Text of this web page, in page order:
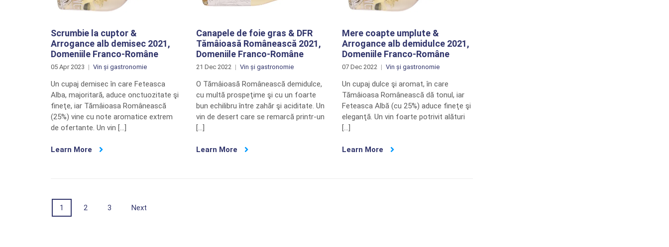
Scrumbie la cuptor &
Arrogance alb demisec 2021,
Domeniile Franco-Române
05 Apr 2023 Vin și gastronomie
Un cupaj demisec în care Feteasca
Alba, majoritară, aduce onctuozitate şi
fineţe, iar Tămâioasa Românească
(25%) vine cu note aromatice extrem
de ofertante. Un vin […]
Learn More
Canapele de foie gras & DFR
Tămâioasă Românească 2021,
Domeniile Franco-Române
21 Dec 2022 Vin și gastronomie
O Tămâioasă Românească demidulce,
cu multă prospeţime şi cu un foarte
bun echilibru între zahăr şi aciditate. Un
vin de desert care se remarcă printr-un
[…]
Learn More
Mere coapte umplute &
Arrogance alb demidulce 2021,
Domeniile Franco-Române
07 Dec 2022 Vin și gastronomie
Un cupaj dulce şi aromat, în care
Tămâioasa Românească dă tonul, iar
Feteasca Albă (cu 25%) aduce fineţe şi
eleganţă. Un vin foarte potrivit alături
[…]
Learn More
Posts
1 2 3 Next